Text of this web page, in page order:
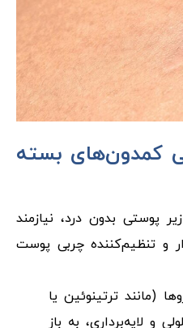
کمدون‌های بسته
پوستی بدون درد، نیازمند
و تنظیم‌کننده چربی پوست
(مانند ترتینوئین یا
و لایه‌برداری، به باز